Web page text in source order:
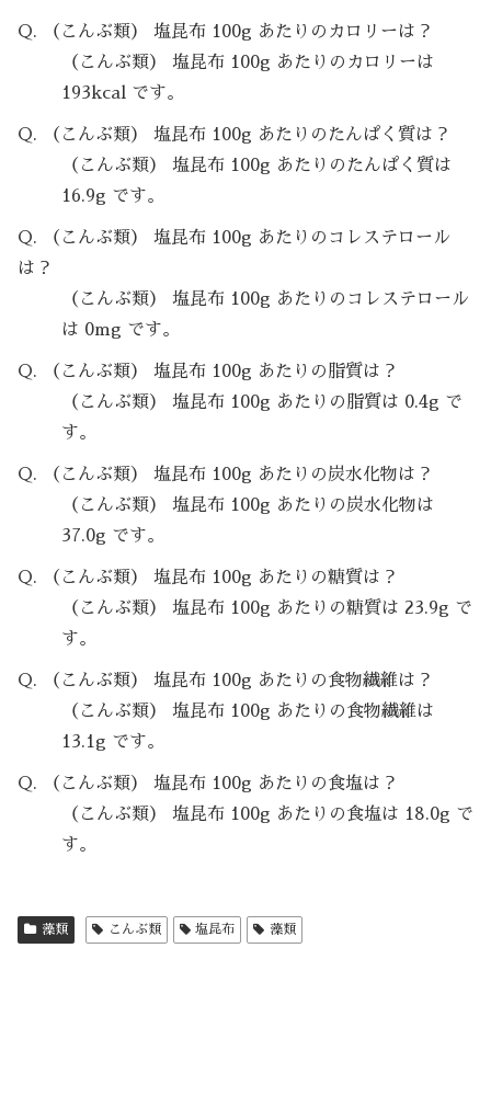
Q. （こんぶ類） 塩昆布 100g あたりのカロリーは？
（こんぶ類） 塩昆布 100g あたりのカロリーは
193kcal です。
Q. （こんぶ類） 塩昆布 100g あたりのたんぱく質は？
（こんぶ類） 塩昆布 100g あたりのたんぱく質は
16.9g です。
Q. （こんぶ類） 塩昆布 100g あたりのコレステロール
は？
（こんぶ類） 塩昆布 100g あたりのコレステロール
は 0mg です。
Q. （こんぶ類） 塩昆布 100g あたりの脂質は？
（こんぶ類） 塩昆布 100g あたりの脂質は 0.4g で
す。
Q. （こんぶ類） 塩昆布 100g あたりの炭水化物は？
（こんぶ類） 塩昆布 100g あたりの炭水化物は
37.0g です。
Q. （こんぶ類） 塩昆布 100g あたりの糖質は？
（こんぶ類） 塩昆布 100g あたりの糖質は 23.9g で
す。
Q. （こんぶ類） 塩昆布 100g あたりの食物繊維は？
（こんぶ類） 塩昆布 100g あたりの食物繊維は
13.1g です。
Q. （こんぶ類） 塩昆布 100g あたりの食塩は？
（こんぶ類） 塩昆布 100g あたりの食塩は 18.0g で
す。
藻類 こんぶ類 塩昆布 藻類